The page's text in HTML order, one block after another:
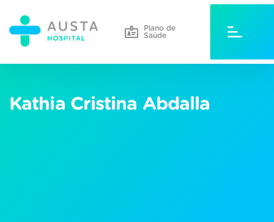
Plano de
Saúde
Kathia Cristina Abdalla